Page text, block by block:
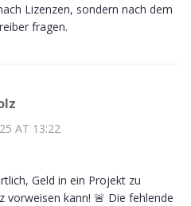
Lizenzen, sondern nach dem
fragen.
AT 13:22
Geld in ein Projekt zu
vorweisen kann! 🚨 Die fehlende